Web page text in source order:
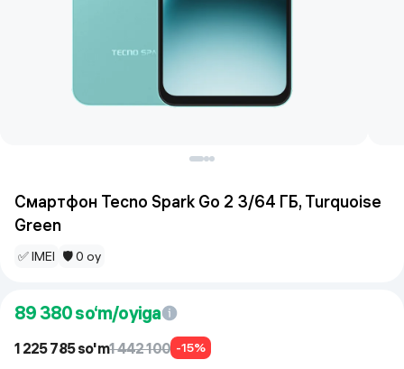
Смартфон Tecno Spark Go 2 3/64 ГБ, Turquoise
Green
✅ IMEI 🛡 0 oy
89 380so‘m/oyiga
1 225 785 so'm1 442 100 -15%